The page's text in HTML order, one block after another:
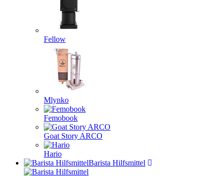
Fellow
Mlynko
Femobook
Goat Story ARCO
Hario
Barista Hilfsmittel